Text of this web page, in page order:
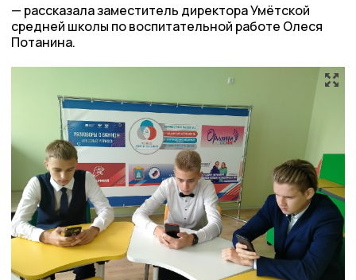
рассказала заместитель директора Умётской
средней школы по воспитательной работе Олеся
Потанина.